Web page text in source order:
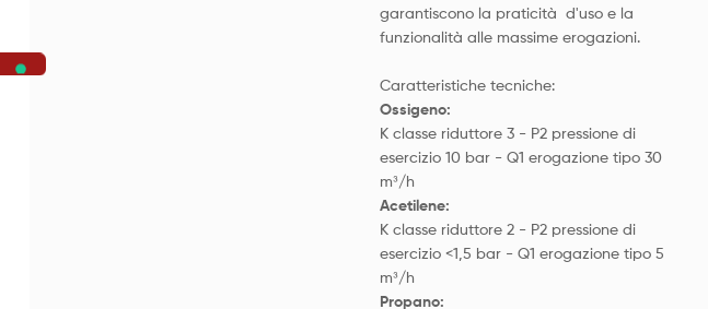
garantiscono la praticità d'uso e la
funzionalità alle massime erogazioni.
Caratteristiche tecniche:
Ossigeno:
K classe riduttore 3 - P2 pressione di
esercizio 10 bar - Q1 erogazione tipo 30
m³/h
Acetilene:
K classe riduttore 2 - P2 pressione di
esercizio <1,5 bar - Q1 erogazione tipo 5
m³/h
Propano: